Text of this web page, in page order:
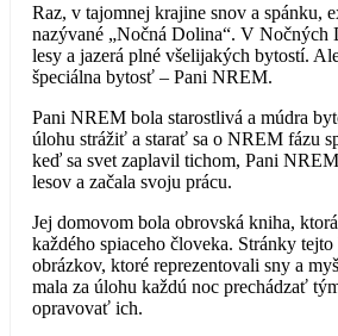
Raz, v tajomnej krajine snov a spánku,
nazývané „Nočná Dolina“. V Nočných
lesy a jazerá plné všelijakých bytostí.
špeciálna bytosť – Pani NREM.
Pani NREM bola starostlivá a múdra
úlohu strážiť a starať sa o NREM fázu
keď sa svet zaplavil tichom, Pani
lesov a začala svoju prácu.
Jej domovom bola obrovská kniha,
každého spiaceho človeka. Stránky
obrázkov, ktoré reprezentovali sny a
mala za úlohu každú noc prechádzať
opravovať ich.